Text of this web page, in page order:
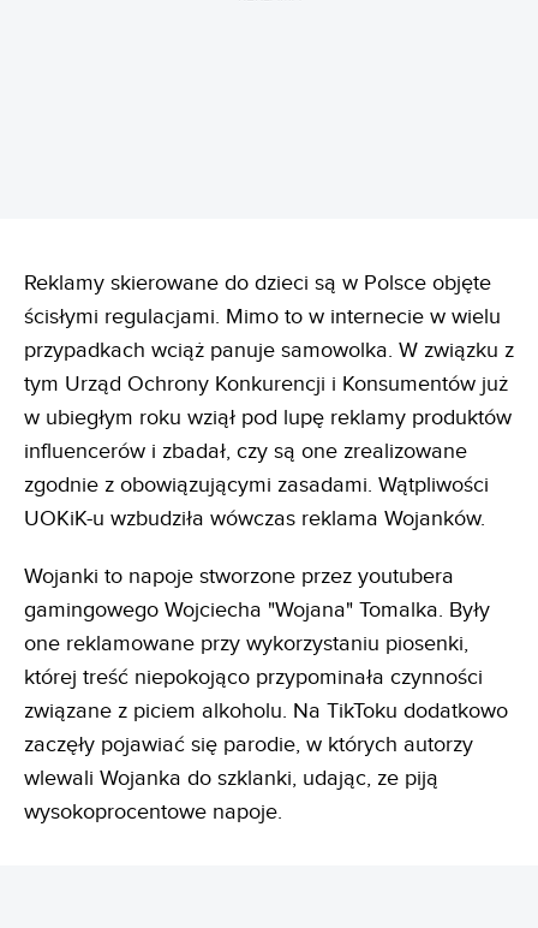
Reklamy skierowane do dzieci są w Polsce objęte
ścisłymi regulacjami. Mimo to w internecie w wielu
przypadkach wciąż panuje samowolka. W związku z
tym Urząd Ochrony Konkurencji i Konsumentów już
w ubiegłym roku wziął pod lupę reklamy produktów
influencerów i zbadał, czy są one zrealizowane
zgodnie z obowiązującymi zasadami. Wątpliwości
UOKiK-u wzbudziła wówczas reklama Wojanków.
Wojanki to napoje stworzone przez youtubera
gamingowego Wojciecha "Wojana" Tomalka. Były
one reklamowane przy wykorzystaniu piosenki,
której treść niepokojąco przypominała czynności
związane z piciem alkoholu. Na TikToku dodatkowo
zaczęły pojawiać się parodie, w których autorzy
wlewali Wojanka do szklanki, udając, ze piją
wysokoprocentowe napoje.